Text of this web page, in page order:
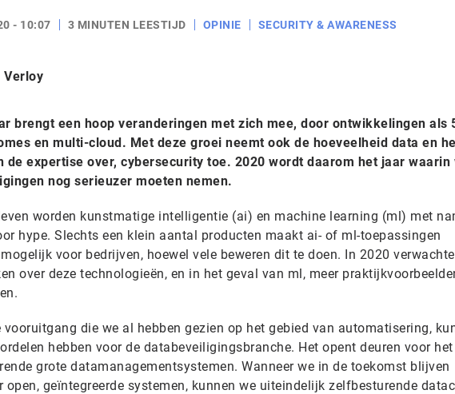
- 10:07 3 MINUTEN LEESTIJD OPINIE SECURITY & AWARENESS
Verloy
brengt een hoop veranderingen met zich mee, door ontwikkelingen als
en multi-cloud. Met deze groei neemt ook de hoeveelheid data en
de expertise over, cybersecurity toe. 2020 wordt daarom het jaar waarin
nog serieuzer moeten nemen.
worden kunstmatige intelligentie (ai) en machine learning (ml) met
hype. Slechts een klein aantal producten maakt ai- of ml-toepassingen
voor bedrijven, hoewel vele beweren dit te doen. In 2020
over deze technologieën, en in het geval van ml, meer
vooruitgang die we al hebben gezien op het gebied van automatisering,
hebben voor de databeveiligingsbranche. Het opent deuren voor het
grote datamanagementsystemen. Wanneer we in de toekomst blijven
open, geïntegreerde systemen, kunnen we uiteindelijk zelfbesturende